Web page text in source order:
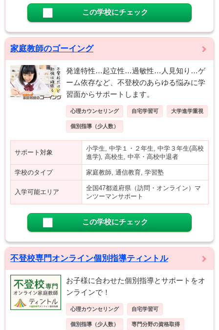
この学校にチェック
家庭教師のゴーイング
発達特性…起立性…過敏性…人見知り…ゲ
ーム依存など、不登校のあらゆる悩みに学
習面からサポートします。
心理カウンセリング 自宅学習可 大学進学重視
個別指導（少人数）
サポート対象
小学生, 中学１・２年生, 中学３年生(高校
進学), 高校生, 中卒・高校中退者
学校のタイプ 家庭教師, 通信教育, 学習塾
入学可能エリア
全国47都道府県（訪問・オンライン）マ
ンツーマンサポート
この学校にチェック
不登校専門オンライン個別指導ティントル
お子様に合わせた個別指導とサポートをオ
ンラインで！
心理カウンセリング 自宅学習可
個別指導（少人数） 専門分野の資格取得